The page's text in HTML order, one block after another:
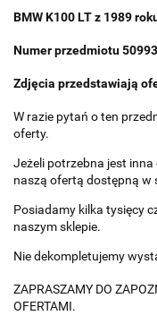
BMW K100 LT z 1989
Numer przedmiotu 50993
Zdjęcia przedstawiają
W razie pytań o ten
oferty.
Jeżeli potrzebna jest
naszą ofertą dostępną w
Posiadamy kilka tysięcy
naszym sklepie.
Nie dekompletujemy
ZAPRASZAMY DO
OFERTAMI.